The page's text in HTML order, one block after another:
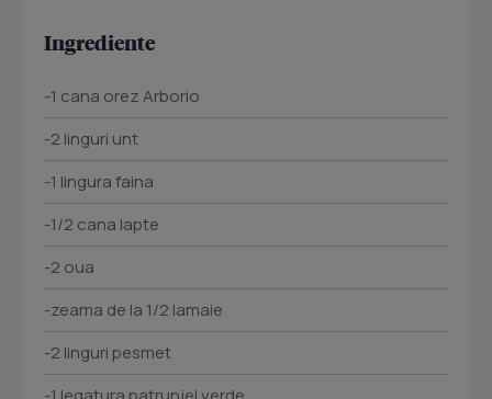
Ingrediente
-1 cana orez Arborio
-2 linguri unt
-1 lingura faina
-1/2 cana lapte
-2 oua
-zeama de la 1/2 lamaie
-2 linguri pesmet